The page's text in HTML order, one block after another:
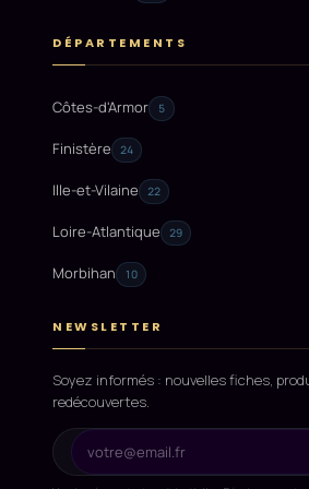
DÉPARTEMENTS
Côtes-d'Armor 5
Finistère 24
Ille-et-Vilaine 22
Loire-Atlantique 29
Morbihan 10
NEWSLETTER
Soyez informés : nouvelles fiches,
redécouvertes.